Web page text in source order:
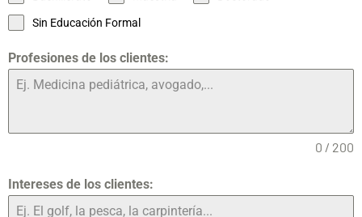
Sin Educación Formal
Profesiones de los clientes:
0 / 200
Intereses de los clientes: